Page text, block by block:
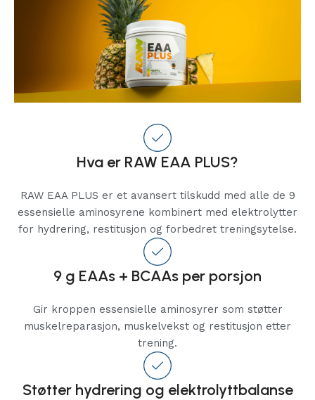
Hva er RAW EAA PLUS?
RAW EAA PLUS er et avansert tilskudd med alle de 9
essensielle aminosyrene kombinert med elektrolytter
for hydrering, restitusjon og forbedret treningsytelse.
9 g EAAs + BCAAs per porsjon
Gir kroppen essensielle aminosyrer som støtter
muskelreparasjon, muskelvekst og restitusjon etter
trening.
Støtter hydrering og elektrolyttbalanse